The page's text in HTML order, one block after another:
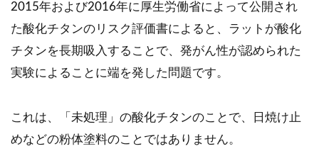
2015年および2016年に厚生労働省によって公開され
た酸化チタンのリスク評価書によると、ラットが酸化
チタンを長期吸入することで、発がん性が認められた
実験によることに端を発した問題です。
これは、「未処理」の酸化チタンのことで、日焼け止
めなどの粉体塗料のことではありません。